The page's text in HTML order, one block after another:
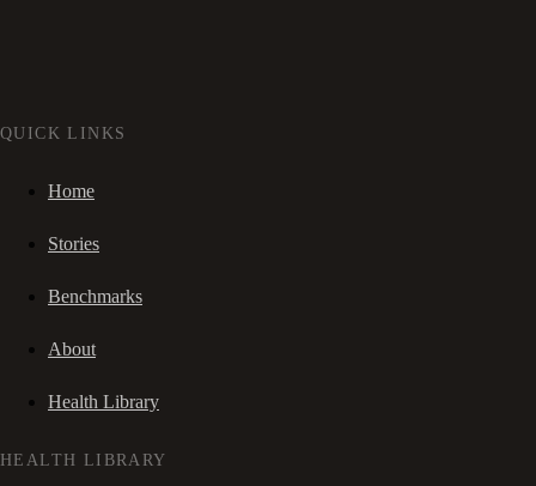
QUICK LINKS
Home
Stories
Benchmarks
About
Health Library
HEALTH LIBRARY